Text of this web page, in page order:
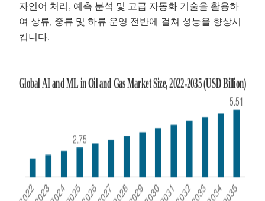
자연어 처리, 예측 분석 및 고급 자동화 기술을 활용하
여 상류, 중류 및 하류 운영 전반에 걸쳐 성능을 향상시
킵니다.